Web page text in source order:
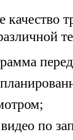
качество
по